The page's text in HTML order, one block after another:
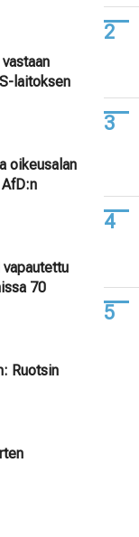
laitoksen
oikeusalan
70
Ruotsin